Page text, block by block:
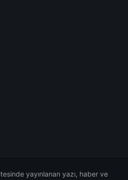
yayınlanan yazı, haber ve